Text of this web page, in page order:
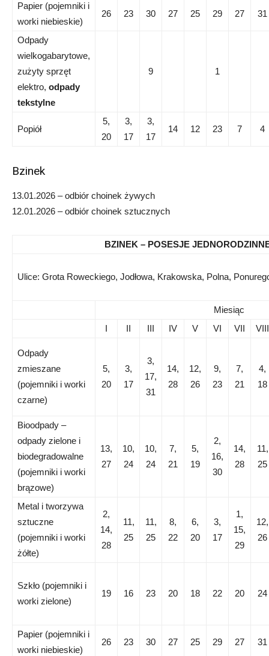
Papier (pojemniki i
worki niebieskie)
26 23 30 27 25 29 27 31
Odpady
wielkogabarytowe,
zużyty sprzęt
elektro, odpady
tekstylne
9 1
Popiół
5,
20
3,
17
3,
17
14 12 23 7 4
Bzinek
13.01.2026 – odbiór choinek żywych
12.01.2026 – odbiór choinek sztucznych
BZINEK – POSESJE
Ulice: Grota Roweckiego, Jodłowa, Krakowska, Polna,
Miesiąc
I
II III IV V VI VII VIII
Odpady
zmieszane
(pojemniki i worki
czarne)
5,
20
3,
17
3,
17,
31
14,
28
12,
26
9,
23
7,
21
4,
18
Bioodpady –
odpady zielone i
biodegradowalne
(pojemniki i worki
brązowe)
13,
27
10,
24
10,
24
7,
21
5,
19
2,
16,
30
14,
28
11,
25
Metal i tworzywa
sztuczne
(pojemniki i worki
żółte)
2,
14,
28
11,
25
11,
25
8,
22
6,
20
3,
17
1,
15,
29
12,
26
Szkło (pojemniki i
worki zielone)
19 16 23 20 18 22 20 24
Papier (pojemniki i
worki niebieskie)
26 23 30 27 25 29 27 31